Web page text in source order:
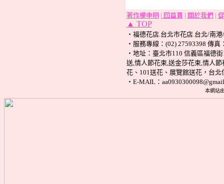
著作權申明 | 回首頁 | 關於我們 |
▲ TOP
‧福德花店.台北市花店.台北/南
‧服務專線：(02) 27593398 傳真
‧地址：臺北市110 信義區福德
送,情人節花束,送金莎花束,情人
花、101送花、展覽館送花，台
‧E-MAIL：
本網站